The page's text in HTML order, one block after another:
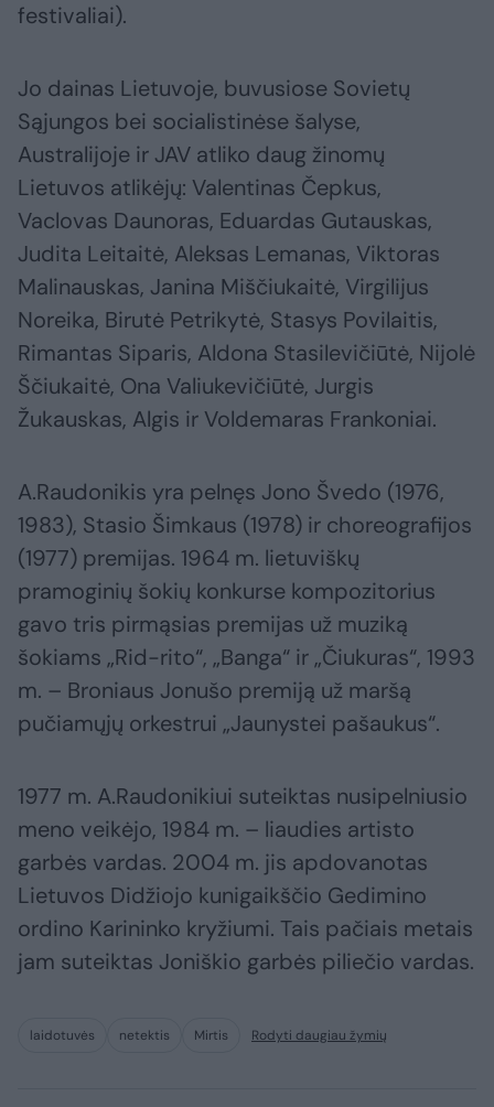
festivaliai).
Jo dainas Lietuvoje, buvusiose Sovietų
Sąjungos bei socialistinėse šalyse,
Australijoje ir JAV atliko daug žinomų
Lietuvos atlikėjų: Valentinas Čepkus,
Vaclovas Daunoras, Eduardas Gutauskas,
Judita Leitaitė, Aleksas Lemanas, Viktoras
Malinauskas, Janina Miščiukaitė, Virgilijus
Noreika, Birutė Petrikytė, Stasys Povilaitis,
Rimantas Siparis, Aldona Stasilevičiūtė, Nijolė
Ščiukaitė, Ona Valiukevičiūtė, Jurgis
Žukauskas, Algis ir Voldemaras Frankoniai.
A.Raudonikis yra pelnęs Jono Švedo (1976,
1983), Stasio Šimkaus (1978) ir choreografijos
(1977) premijas. 1964 m. lietuviškų
pramoginių šokių konkurse kompozitorius
gavo tris pirmąsias premijas už muziką
šokiams „Rid-rito“, „Banga“ ir „Čiukuras“, 1993
m. – Broniaus Jonušo premiją už maršą
pučiamųjų orkestrui „Jaunystei pašaukus“.
1977 m. A.Raudonikiui suteiktas nusipelniusio
meno veikėjo, 1984 m. – liaudies artisto
garbės vardas. 2004 m. jis apdovanotas
Lietuvos Didžiojo kunigaikščio Gedimino
ordino Karininko kryžiumi. Tais pačiais metais
jam suteiktas Joniškio garbės piliečio vardas.
laidotuvės netektis Mirtis Rodyti daugiau žymių